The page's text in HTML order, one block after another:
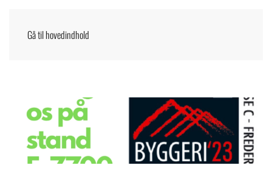
Gå til hovedindhold